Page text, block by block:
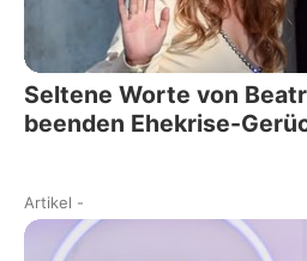
Seltene Worte von
beenden Ehekrise-
Artikel -